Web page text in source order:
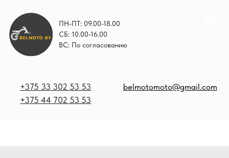
ПН-ПТ: 09.00-18.00
СБ: 10.00-16.00
ВС: По согласованию